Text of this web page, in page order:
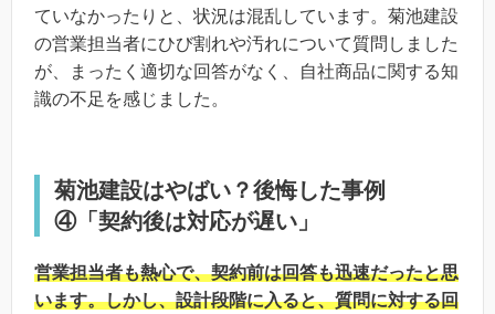
ていなかったりと、状況は混乱しています。菊池建設
の営業担当者にひび割れや汚れについて質問しました
が、まったく適切な回答がなく、自社商品に関する知
識の不足を感じました。
菊池建設はやばい？後悔した事例
④「契約後は対応が遅い」
営業担当者も熱心で、契約前は回答も迅速だったと思
います。しかし、設計段階に入ると、質問に対する回